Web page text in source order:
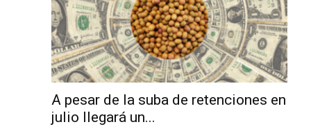
A pesar de la suba de retenciones en
julio llegará un...